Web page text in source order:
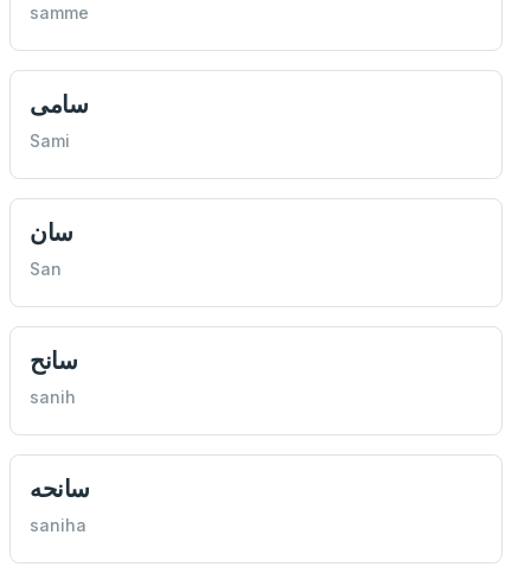
samme
سامی
Sami
سان
San
سانح
sanih
سانحه
saniha